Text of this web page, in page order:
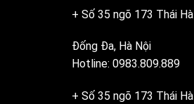
+ Số 35 ngõ 173 Thái Hà
Đống Đa, Hà Nội
Hotline: 0983.809.889
+ Số 35 ngõ 173 Thái Hà